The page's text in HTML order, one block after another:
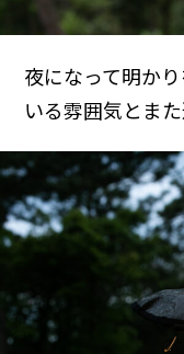
夜になって明か
いる雰囲気とま